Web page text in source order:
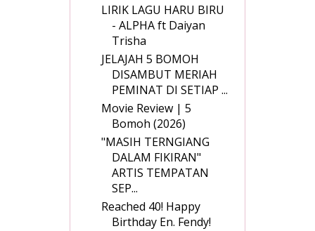
LIRIK LAGU HARU BIRU
- ALPHA ft Daiyan
Trisha
JELAJAH 5 BOMOH
DISAMBUT MERIAH
PEMINAT DI SETIAP ...
Movie Review | 5
Bomoh (2026)
"MASIH TERNGIANG
DALAM FIKIRAN"
ARTIS TEMPATAN
SEP...
Reached 40! Happy
Birthday En. Fendy!